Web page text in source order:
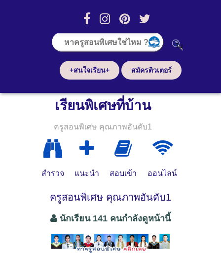
+สนใจเรียน+ สมัครติวเตอร์
เรียนพิเศษที่บ้าน
ครูสอนพิเศษ คุณภาพอันดับ1
สำรวจ แนะนำ สอบเข้า ออนไลน์
ครูสอนพิเศษ คุณภาพอันดับ1
นักเรียน 141 คนกำลังดูหน้านี้